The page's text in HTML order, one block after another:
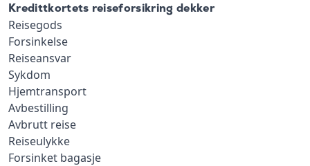
Kredittkortets reiseforsikring dekker
Reisegods
Forsinkelse
Reiseansvar
Sykdom
Hjemtransport
Avbestilling
Avbrutt reise
Reiseulykke
Forsinket bagasje